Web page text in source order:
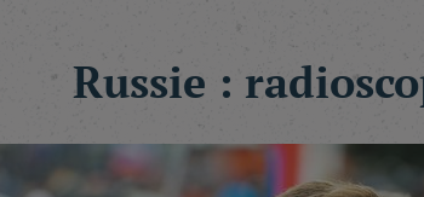
Russie :